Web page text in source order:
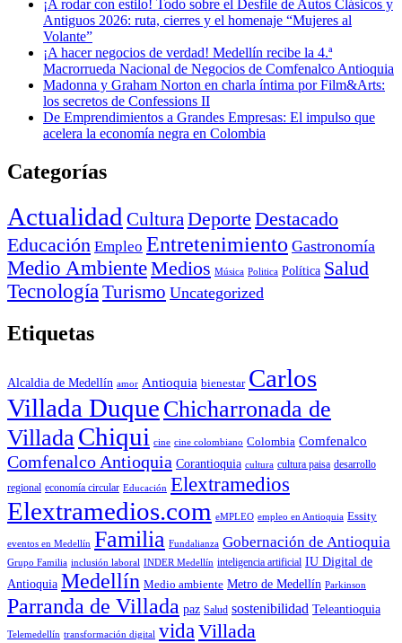
¡A rodar con estilo! Todo sobre el Desfile de Autos Clásicos y
Antiguos 2026: ruta, cierres y el homenaje “Mujeres al
Volante”
¡A hacer negocios de verdad! Medellín recibe la 4.ª
Macrorrueda Nacional de Negocios de Comfenalco Antioquia
Madonna y Graham Norton en charla íntima por Film&Arts:
los secretos de Confessions II
De Emprendimientos a Grandes Empresas: El impulso que
acelera la economía negra en Colombia
Categorías
Actualidad Cultura Deporte Destacado
Educación Empleo Entretenimiento Gastronomía
Medio AmbienteMedios Música Politica Política Salud
Tecnología Turismo Uncategorized
Etiquetas
Alcaldia de Medellín amor Antioquia bienestar Carlos
Villada Duque Chicharronada de
Villada Chiqui cine cine colombiano Colombia Comfenalco
Comfenalco Antioquia Corantioquia cultura cultura paisa desarrollo
regional economía circular Educación Elextramedios
Elextramedios.com eMPLEO empleo en Antioquia Essity
eventos en Medellín Familia Fundalianza Gobernación de Antioquia
Grupo Familia inclusión laboral INDER Medellín inteligencia artificial IU Digital de
Antioquia Medellín Medio ambiente Metro de Medellín Parkinson
Parranda de Villada paz Salud sostenibilidad Teleantioquia
Telemedellín transformación digital vida Villada